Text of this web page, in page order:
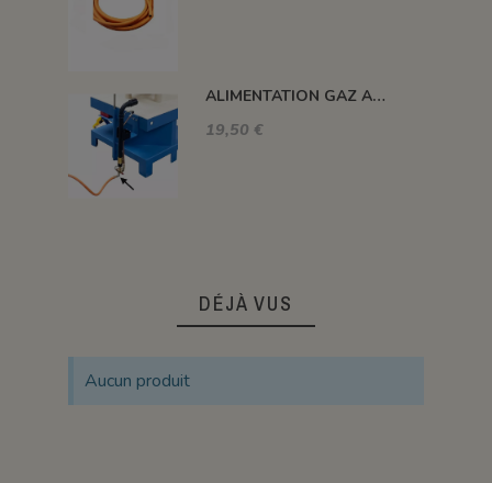
ALIMENTATION GAZ A 90°C
19,50 €
DÉJÀ VUS
Aucun produit